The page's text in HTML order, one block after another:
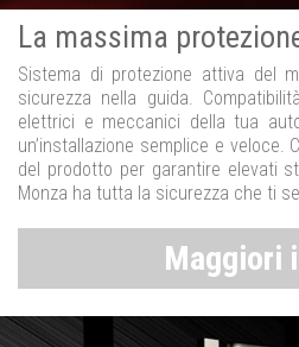
La massima
Sistema di protezione attiva del
sicurezza nella guida.
elettrici e meccanici della tua
un’installazione semplice e
del prodotto per garantire elevati
Monza ha tutta la sicurezza che ti
Maggiori